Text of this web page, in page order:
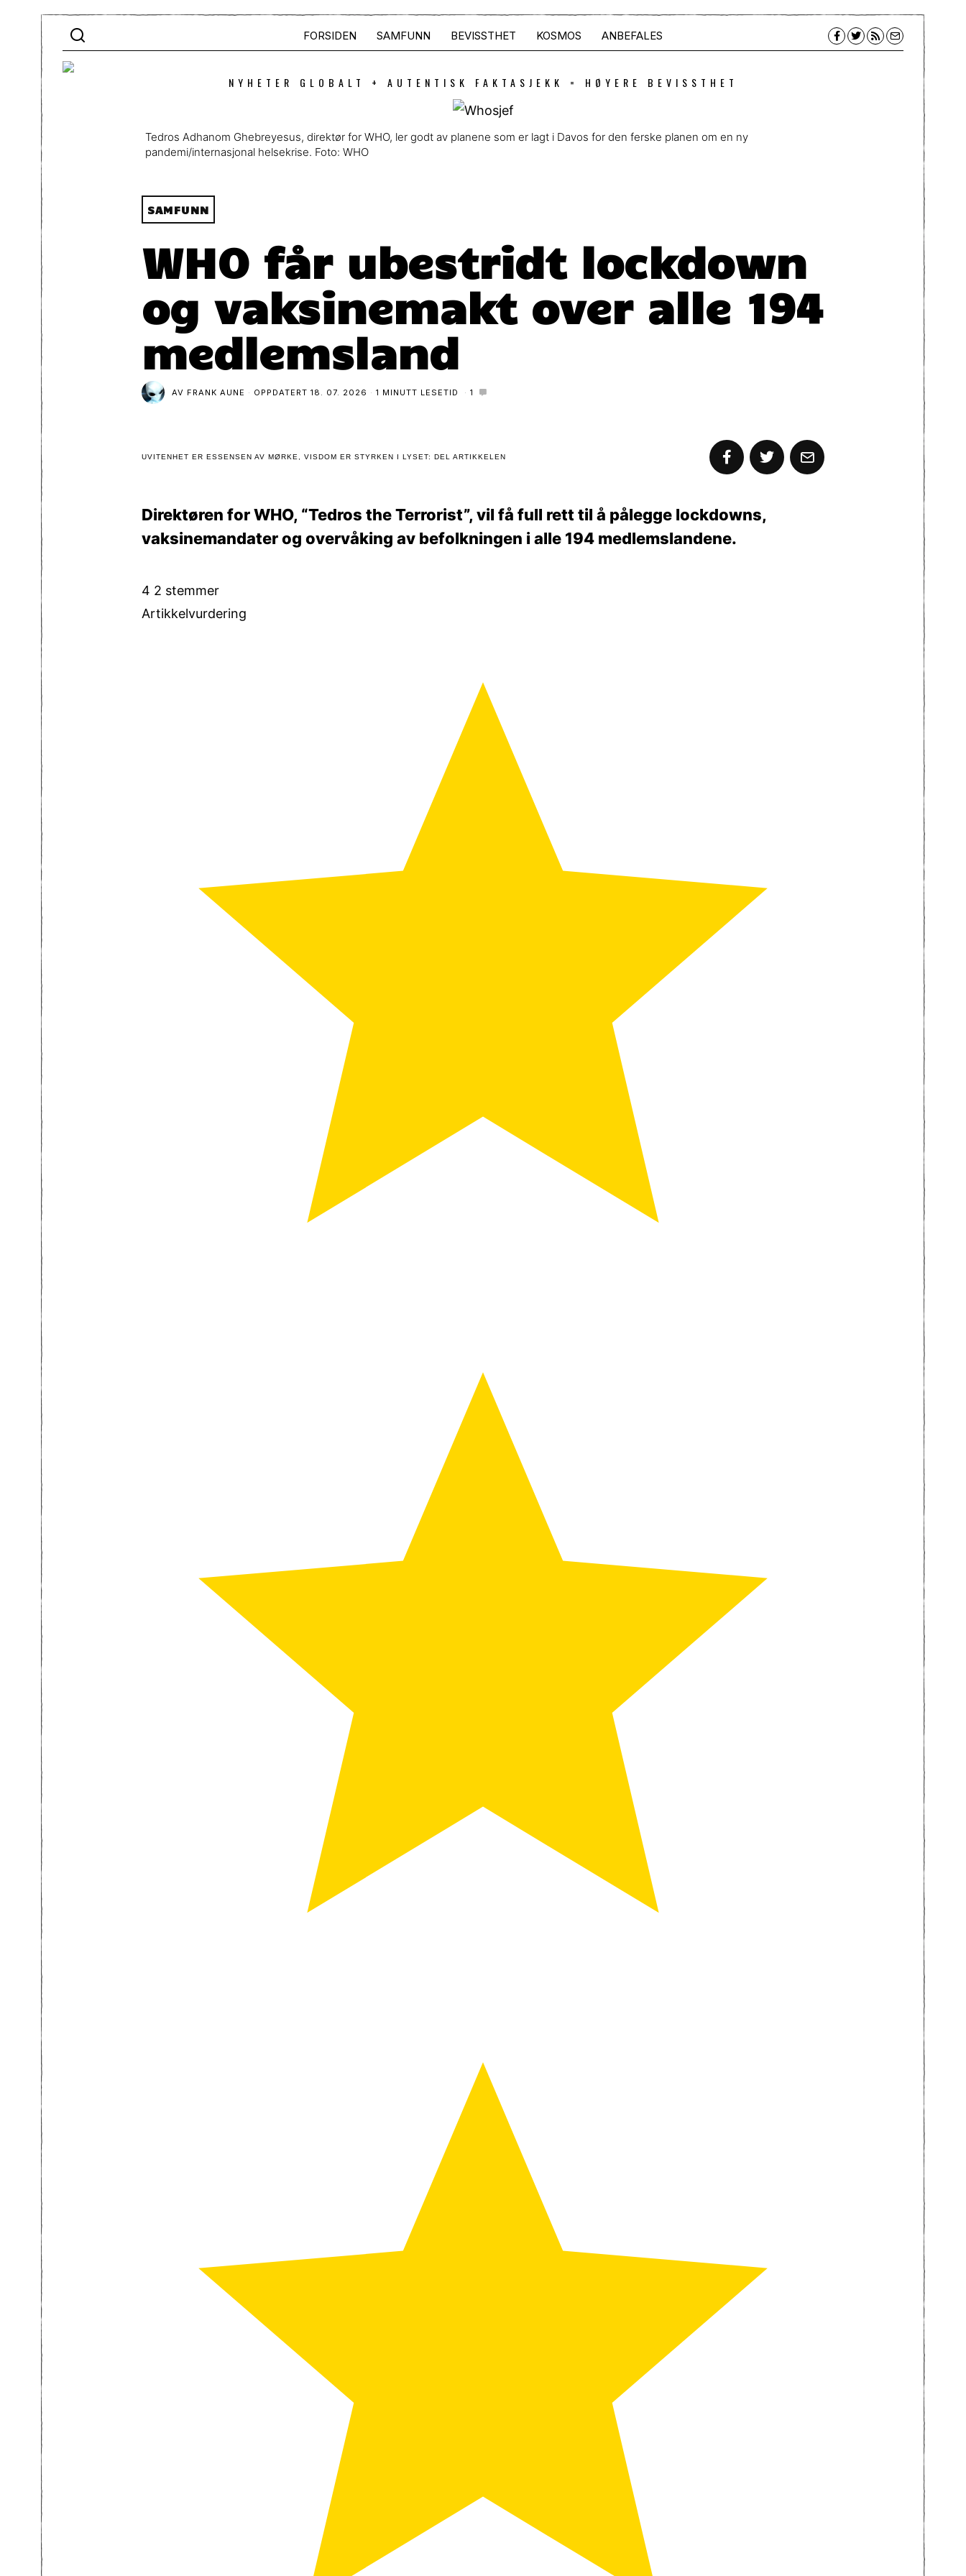
FORSIDEN SAMFUNN BEVISSTHET KOSMOS ANBEFALES
NYHETER GLOBALT + AUTENTISK FAKTASJEKK = HØYERE BEVISSTHET
Tedros Adhanom Ghebreyesus, direktør for WHO, ler godt av planene som er lagt i Davos for den ferske planen om en ny
pandemi/internasjonal helsekrise. Foto: WHO
SAMFUNN
WHO får ubestridt lockdown
og vaksinemakt over alle 194
medlemsland
AV FRANK AUNE OPPDATERT 18. 07. 2026 1 MINUTT LESETID 1
UVITENHET ER ESSENSEN AV MØRKE, VISDOM ER STYRKEN I LYSET: DEL ARTIKKELEN
Direktøren for WHO, “Tedros the Terrorist”, vil få full rett til å pålegge lockdowns,
vaksinemandater og overvåking av befolkningen i alle 194 medlemslandene.
4 2 stemmer
Artikkelvurdering